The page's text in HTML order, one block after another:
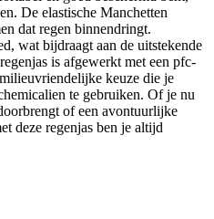
De elastische Manchetten
dat regen binnendringt.
wat bijdraagt aan de uitstekende
is afgewerkt met een pfc-
keuze die je
te gebruiken. Of je nu
of een avontuurlijke
deze regenjas ben je altijd